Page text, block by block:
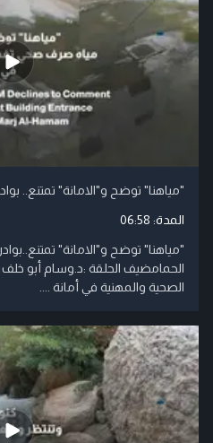
"مياهنا" توضح و"الامانة" تمتنع..
المدة: 06:58
"مياهنا" توضح و"الامانة"
الحمامضيف الحلقة :د.وسام أبو خلف -
الصحية والمهنية في أمانة ....